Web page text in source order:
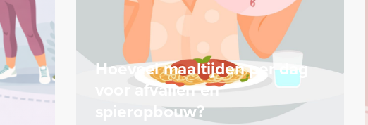
Hoeveel maaltijden per dag
voor afvallen en
spieropbouw?